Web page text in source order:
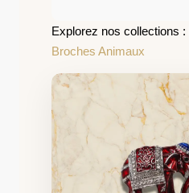
Explorez nos collections :
Broches Animaux